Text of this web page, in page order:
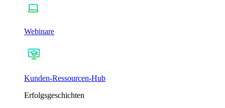
Webinare
Kunden-Ressourcen-Hub
Erfolgsgeschichten